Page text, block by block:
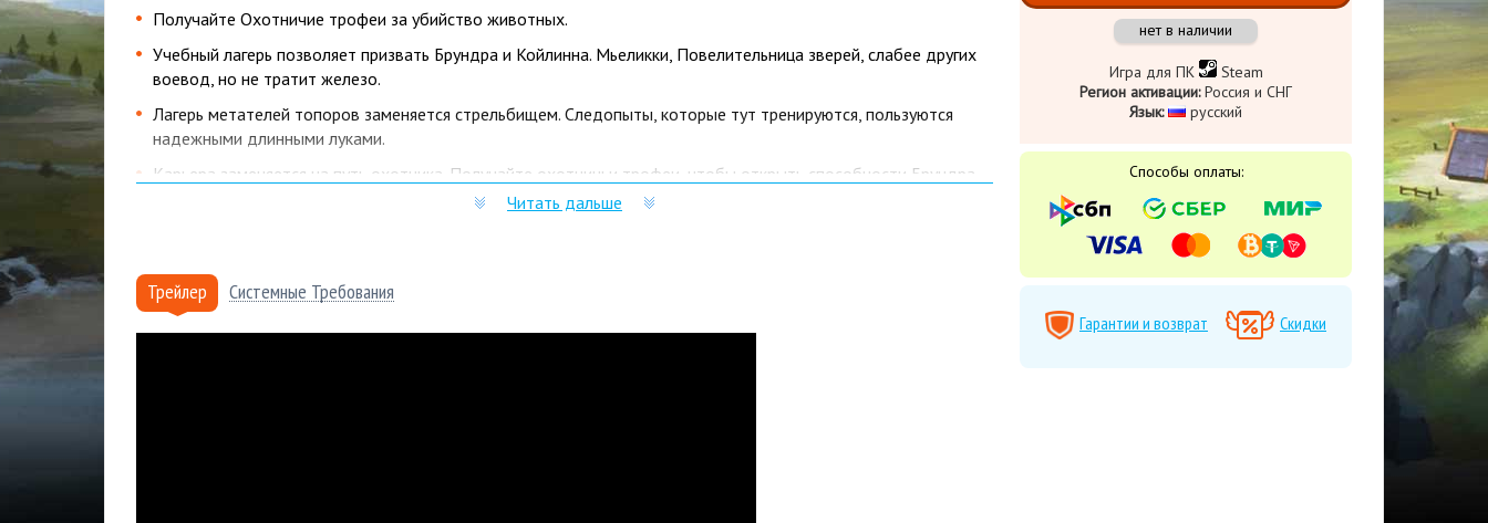
Получайте Oхотничие трофеи за убийство животных.
Учебный лагерь позволяет призвать Брундра и Койлинна. Мьеликки, Повелительница зверей, слабее других
воевод, но не тратит железо.
Лагерь метателей топоров заменяется стрельбищем. Следопыты, которые тут тренируются, пользуются
надежными длинными луками.
Карьера заменяется на путь охотника. Получайте охотничьи трофеи, чтобы открыть способности Брундра,
Койлинна и следопытов. Охотничьи трофеи достаются за убийство животных и их мифических аналогов.
именно в Playo?
Более 15 летна рынке, тысячи проданных ключей и масса положительных отзывов.
Читать дальше
Трейлер Системные Требования
нет в наличии
Игра для ПК
Steam
Регион активации:Россия и СНГ
Язык:
​ русский
Способы оплаты:
Гарантии и возврат Скидки